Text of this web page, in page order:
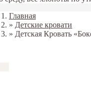
Главная
» Детские кровати
» Детская Кровать